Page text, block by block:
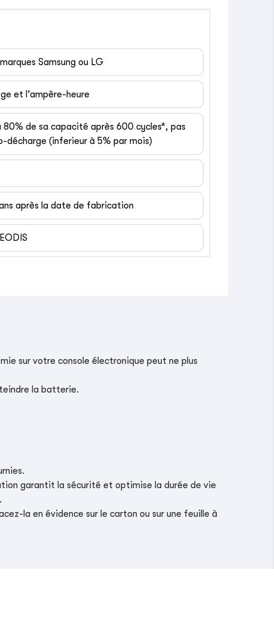
Samsung ou LG
et l’ampère-heure
80% de sa capacité après 600 cycles*, pas
(inferieur à 5% par mois)
après la date de fabrication
sur votre console électronique peut ne plus
la batterie.
garantit la sécurité et optimise la durée de vie
la en évidence sur le carton ou sur une feuille à